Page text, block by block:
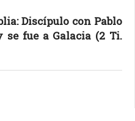
Discípulo con Pablo
se fue a Galacia (2 Ti.